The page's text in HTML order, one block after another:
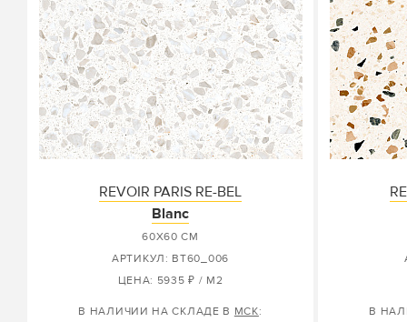
REVOIR PARIS RE-BEL
Blanc
60X60 СМ
АРТИКУЛ: BT60_006
ЦЕНА: 5935 ₽ / М2
В НАЛИЧИИ НА СКЛАДЕ В МСК:
В